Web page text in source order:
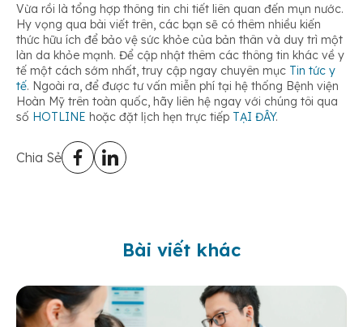
Vừa rồi là tổng hợp thông tin chi tiết liên quan đến mụn nước.
Hy vọng qua bài viết trên, các bạn sẽ có thêm nhiều kiến
thức hữu ích để bảo vệ sức khỏe của bản thân và duy trì một
làn da khỏe mạnh. Để cập nhật thêm các thông tin khác về y
tế một cách sớm nhất, truy cập ngay chuyên mục Tin tức y
tế. Ngoài ra, để được tư vấn miễn phí tại hệ thống Bệnh viện
Hoàn Mỹ trên toàn quốc, hãy liên hệ ngay với chúng tôi qua
số HOTLINE hoặc đặt lịch hẹn trực tiếp TẠI ĐÂY.
Chia Sẻ
Bài viết khác